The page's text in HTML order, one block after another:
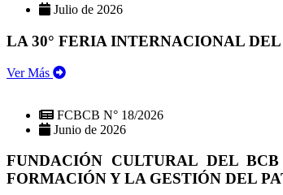
Julio de 2026
LA 30° FERIA INTERNACIONAL
Ver Más
FCBCB N° 18/2026
Junio de 2026
FUNDACIÓN CULTURAL DEL
FORMACIÓN Y LA GESTIÓN DEL